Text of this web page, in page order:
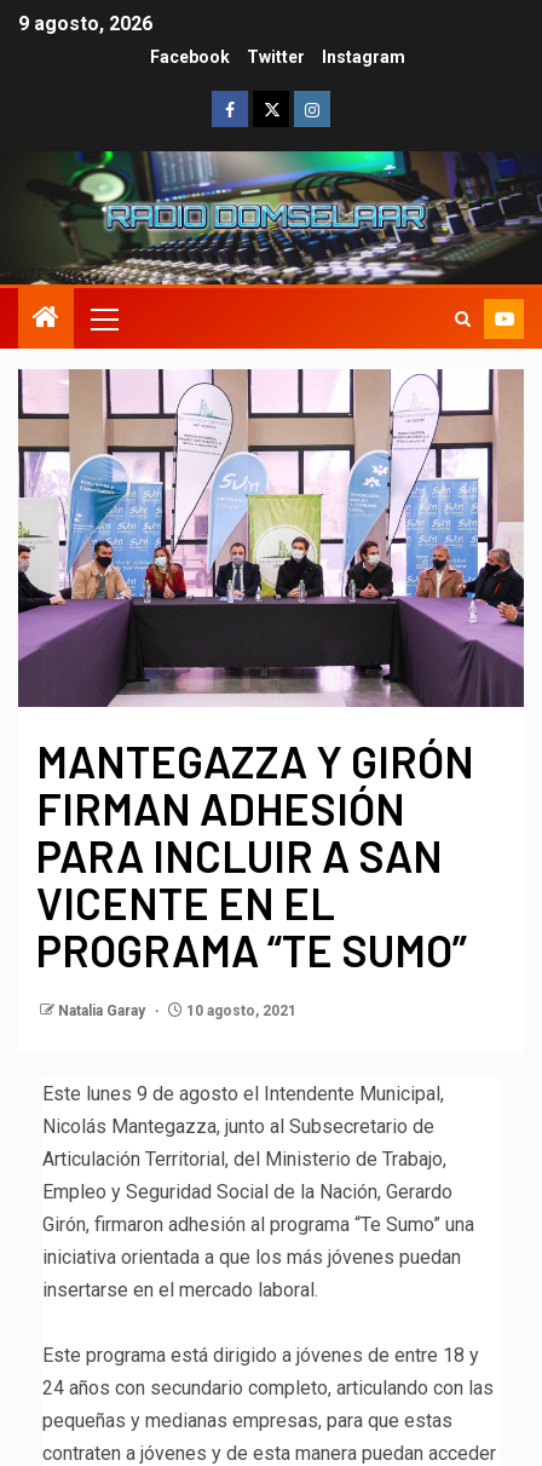
9 agosto, 2026
Facebook Twitter Instagram
MANTEGAZZA Y GIRÓN
FIRMAN ADHESIÓN
PARA INCLUIR A SAN
VICENTE EN EL
PROGRAMA “TE SUMO”
Natalia Garay 10 agosto, 2021
Este lunes 9 de agosto el Intendente Municipal,
Nicolás Mantegazza, junto al Subsecretario de
Articulación Territorial, del Ministerio de Trabajo,
Empleo y Seguridad Social de la Nación, Gerardo
Girón, firmaron adhesión al programa “Te Sumo” una
iniciativa orientada a que los más jóvenes puedan
insertarse en el mercado laboral.
Este programa está dirigido a jóvenes de entre 18 y
24 años con secundario completo, articulando con las
pequeñas y medianas empresas, para que estas
contraten a jóvenes y de esta manera puedan acceder